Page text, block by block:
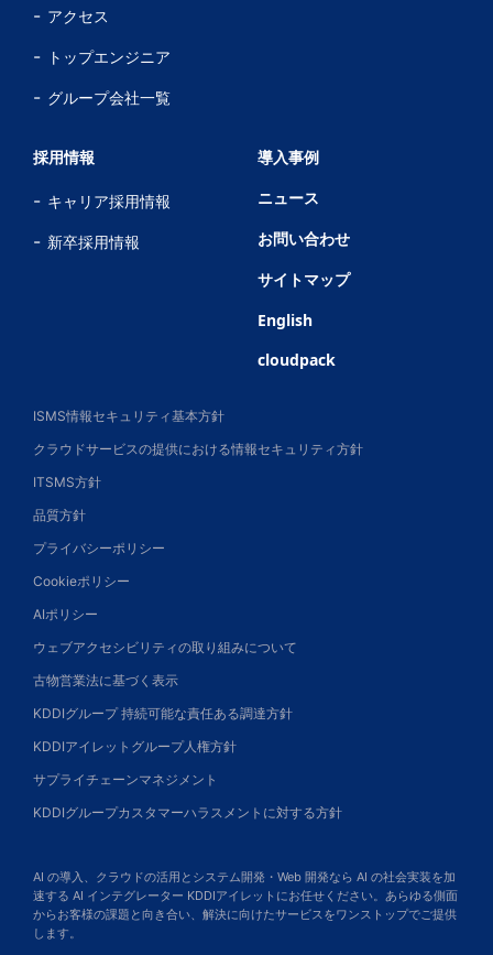
アクセス
トップエンジニア
グループ会社一覧
採用情報
キャリア採用情報
新卒採用情報
導入事例
ニュース
お問い合わせ
サイトマップ
English
cloudpack
ISMS情報セキュリティ基本方針
クラウドサービスの提供における情報セキュリティ方針
ITSMS方針
品質方針
プライバシーポリシー
Cookieポリシー
AIポリシー
ウェブアクセシビリティの取り組みについて
古物営業法に基づく表示
KDDIグループ 持続可能な責任ある調達方針
KDDIアイレットグループ人権方針
サプライチェーンマネジメント
KDDIグループカスタマーハラスメントに対する方針
AI の導入、クラウドの活用とシステム開発・Web 開発なら AI の社会実装を加
速する AI インテグレーター KDDIアイレットにお任せください。あらゆる側面
からお客様の課題と向き合い、解決に向けたサービスをワンストップでご提供
します。